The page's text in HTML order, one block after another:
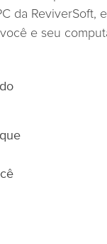
da ReviverSoft,
e seu